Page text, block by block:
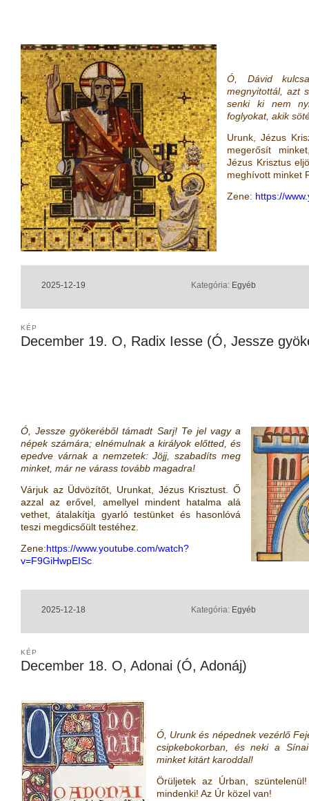
Ó, Dávid
megnyitottál, azt
senki ki nem
foglyokat, akik
Urunk, Jézus
megerősít
Jézus Krisztus
meghívott minket
Zene: https://
2025-12-19 Kategória: Egyéb
December 19. O, Radix Iesse (Ó, Jessze
KÉP
Ó, Jessze gyökeréből támadt Sarj! Te jel vagy a
népek számára; elnémulnak a királyok előtted, és
epedve várnak a nemzetek: Jöjj, szabadíts meg
minket, már ne várass tovább magadra!
Várjuk az Üdvözítőt, Urunkat, Jézus Krisztust. Ő
azzal az erővel, amellyel mindent hatalma alá
vethet, átalakítja gyarló testünket és hasonlóvá
teszi megdicsőült testéhez.
Zene:https://www.youtube.com/watch?
v=F9GiHwpEISc
2025-12-18 Kategória: Egyéb
December 18. O, Adonai (Ó, Adonáj)
KÉP
Ó, Urunk és népednek vezérlő
csipkebokorban, és neki a
minket kitárt karoddal!
Örüljetek az Úrban,
mindenki! Az Úr közel van!